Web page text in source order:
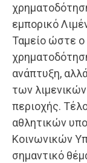
εμπορικό
Ταμείο ώστε ο
ανάπτυξη,
των
περιοχής.
αθλητικών
Κοινωνικών
σημαντικό